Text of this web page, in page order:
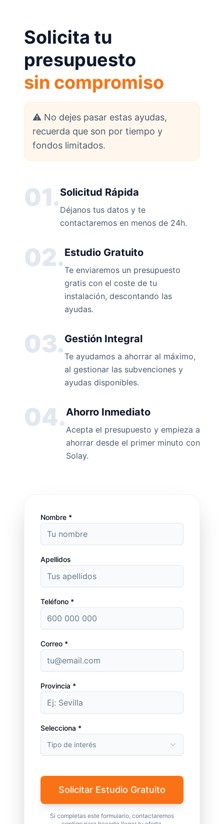
Solicita tu
presupuesto
sin compromiso
⚠️ No dejes pasar estas ayudas,
recuerda que son por tiempo y
fondos limitados.
01.Solicitud Rápida
Déjanos tus datos y te
contactaremos en menos de 24h.
02.Estudio Gratuito
Te enviaremos un presupuesto
gratis con el coste de tu
instalación, descontando las
ayudas.
03.Gestión Integral
Te ayudamos a ahorrar al máximo,
al gestionar las subvenciones y
ayudas disponibles.
04.Ahorro Inmediato
Acepta el presupuesto y empieza a
ahorrar desde el primer minuto con
Solay.
Nombre *
Apellidos
Teléfono *
Correo *
Provincia *
Selecciona *
Tipo de interés
Solicitar Estudio Gratuito
Si completas este formulario, contactaremos